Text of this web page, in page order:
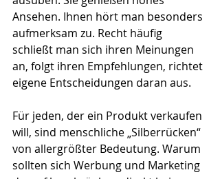
Ansehen. Ihnen hört man besonders
aufmerksam zu. Recht häufig
schließt man sich ihren Meinungen
an, folgt ihren Empfehlungen, richtet
eigene Entscheidungen daran aus.
Für jeden, der ein Produkt verkaufen
will, sind menschliche „Silberrücken“
von allergrößter Bedeutung. Warum
sollten sich Werbung und Marketing